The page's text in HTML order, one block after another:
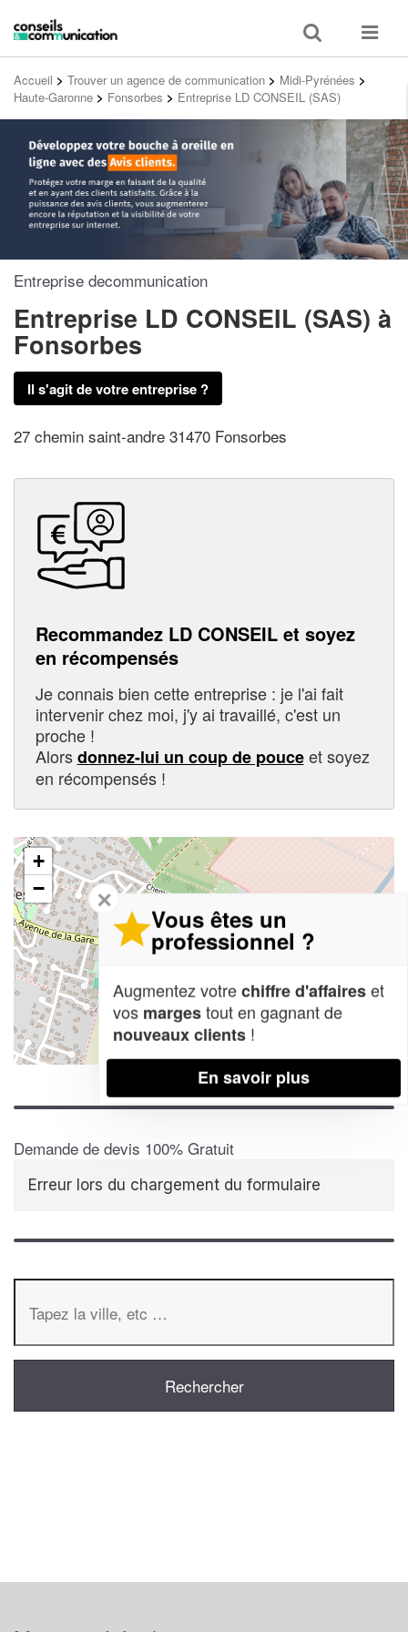
Toggle
search
Toggle
Accueil > Trouver un agence de communication > Midi-Pyrénées >
Haute-Garonne > Fonsorbes > Entreprise LD CONSEIL (SAS)
Entreprise decommunication
Entreprise LD CONSEIL (SAS) à
Fonsorbes
Il s'agit de votre entreprise ?
27 chemin saint-andre 31470 Fonsorbes
Recommandez LD CONSEIL et soyez
en récompensés
Je connais bien cette entreprise : je l'ai fait
intervenir chez moi, j'y ai travaillé, c'est un
proche !
Alorsdonnez-lui un coup de pouceet soyez
en récompensés !
+
−
Leaflet| Map data ©OpenStreetMap contributors,CC-BY-SA
Demande de devis 100% Gratuit
Erreur lors du chargement du formulaire
✕
Vous êtes un
professionnel ?
Augmentez votrechiffre d'affaireset
vos margestout en gagnant de
nouveaux clients !
En savoir plus